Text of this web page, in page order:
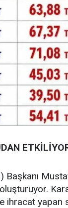
Başkanı
ihracat yapan